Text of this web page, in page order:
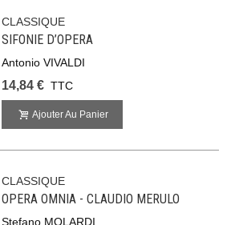
CLASSIQUE
SIFONIE D’OPERA
Antonio VIVALDI
14,84 € TTC
Ajouter Au Panier
CLASSIQUE
OPERA OMNIA - CLAUDIO MERULO
Stefano MOLARDI